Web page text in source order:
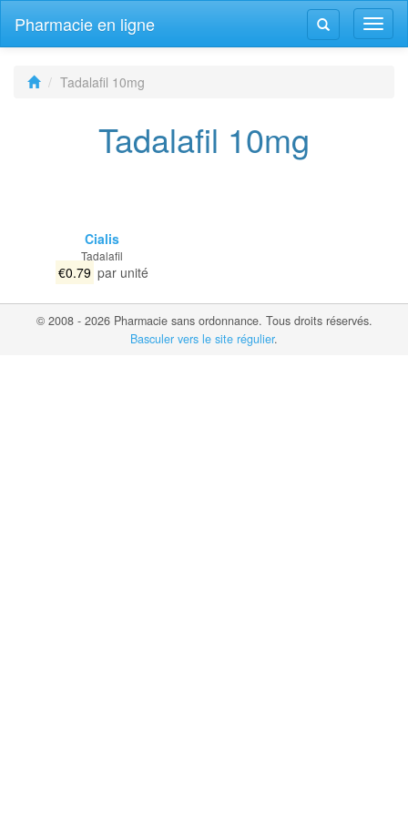
Navigation
bascule
Pharmacie en ligne
Tadalafil 10mg
Tadalafil 10mg
Cialis
Tadalafil
€0.79 par unité
© 2008 - 2026 Pharmacie sans ordonnance. Tous droits réservés.
Basculer vers le site régulier.